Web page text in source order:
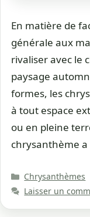
En matière de
générale aux
rivaliser avec le
paysage
formes, les
à tout espace
ou en pleine
chrysanthème
Catégories
Chrysanthèmes
Laisser un